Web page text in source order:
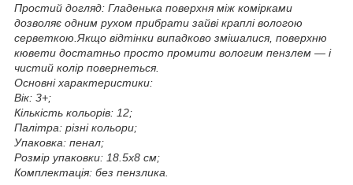
Простий догляд: Гладенька поверхня між комірками
дозволяє одним рухом прибрати зайві краплі вологою
серветкою.Якщо відтінки випадково змішалися, поверхню
кювети достатньо просто промити вологим пензлем — і
чистий колір повернеться.
Основні характеристики:
Вік: 3+;
Кількість кольорів: 12;
Палітра: різні кольори;
Упаковка: пенал;
Розмір упаковки: 18.5x8 см;
Комплектація: без пензлика.